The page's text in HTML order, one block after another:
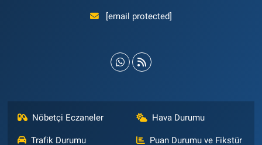
[email protected]
Nöbetçi Eczaneler Hava Durumu
Trafik Durumu Puan Durumu ve Fikstür